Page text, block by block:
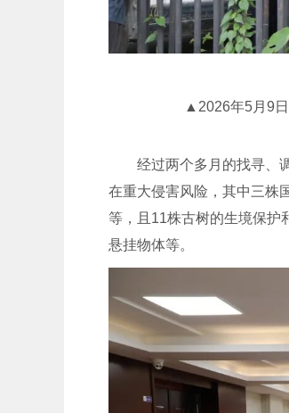
▲2026年5月9日
经过两个多月的找寻、
在重大侵害风险，其中三株
等，且11株古树的生境保护
悬挂物体等。